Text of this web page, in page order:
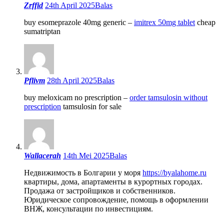
Zrffid 24th April 2025Balas
buy esomeprazole 40mg generic – imitrex 50mg tablet cheap
sumatriptan
Pflivm 28th April 2025Balas
buy meloxicam no prescription – order tamsulosin without
prescription tamsulosin for sale
Wallacerah 14th Mei 2025Balas
Недвижимость в Болгарии у моря https://byalahome.ru
квартиры, дома, апартаменты в курортных городах.
Продажа от застройщиков и собственников.
Юридическое сопровождение, помощь в оформлении
ВНЖ, консультации по инвестициям.